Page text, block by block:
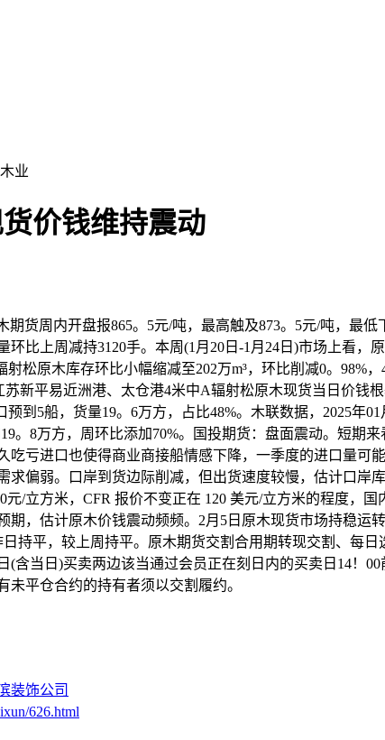
业
价钱维持震动
周内开盘报865。5元/吨，最高触及873。5元/吨，最低
比上周减持3120手。本周(1月20日-1月24日)市场上看，
松原木库存环比小幅缩减至202万m³，环比削减0。98%
苏新平易近洲港、太仓港4米中A辐射松原木现货当日价钱
到5船，货量19。6万方，占比48%。木联数据，2025年
。8万方，周环比添加70%。国投期货：盘面震动。短
吃亏进口也使得商业商接船情感下降，一季度的进口量
求偏弱。口岸到货边际削减，但出货速度较慢，估计口
元/立方米，CFR 报价不变正在 120 美元/立方米的程度
期，估计原木价钱震动频频。2月5日原木现货市场持稳
持平，较上周持平。原木期货交割合用期转现交割、每
含当日)买卖两边该当通过会员正在刻日内的买卖日14！
平仓合约的持有者须以交割履约。
装饰公司
626.html